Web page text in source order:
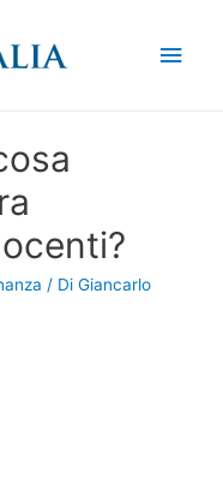
/ Di Giancarlo